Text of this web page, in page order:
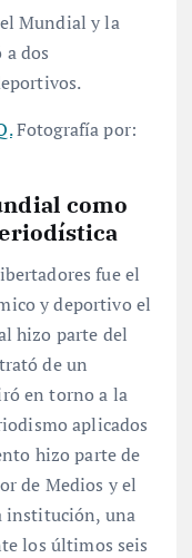
Mundial y la
dos
Fotografía por:
como
fue el
y deportivo el
hizo parte del
de un
en torno a la
aplicados
hizo parte de
de Medios y el
institución, una
los últimos seis